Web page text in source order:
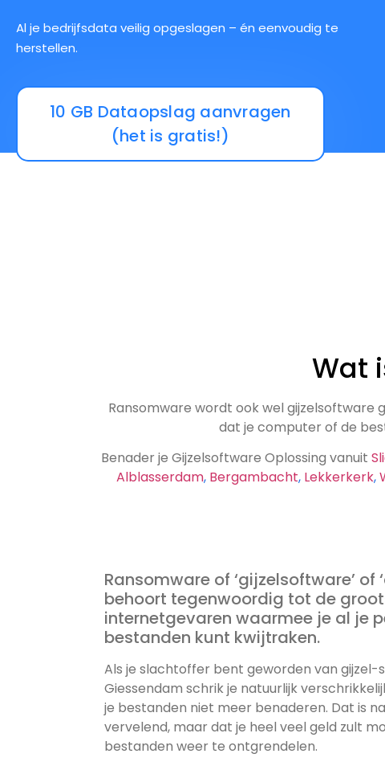
Al je bedrijfsdata veilig opgeslagen – én eenvoudig te
herstellen.
10 GB Dataopslag aanvragen
(het is gratis!)
Wat
Ransomware wordt ook wel
dat je computer of de
Benader je Gijzelsoftware Oplossing vanuit
Alblasserdam, Bergambacht, Lekkerkerk,
Ransomware of ‘gijzelsoftware’ of
behoort tegenwoordig tot de
internetgevaren waarmee je al je
bestanden kunt kwijtraken.
Als je slachtoffer bent geworden van gijzel-
Giessendam schrik je natuurlijk
je bestanden niet meer benaderen. Dat is
vervelend, maar dat je heel veel geld zult
bestanden weer te ontgrendelen.